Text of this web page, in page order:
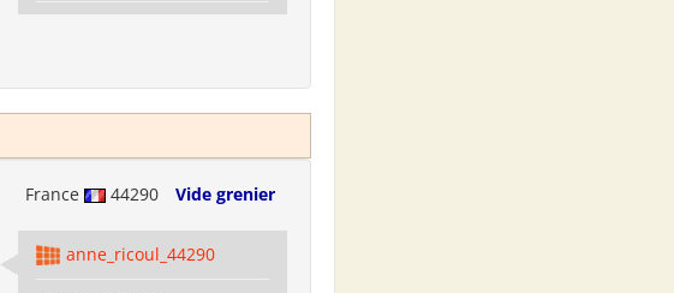
France 44290 Vide grenier
anne_ricoul_44290